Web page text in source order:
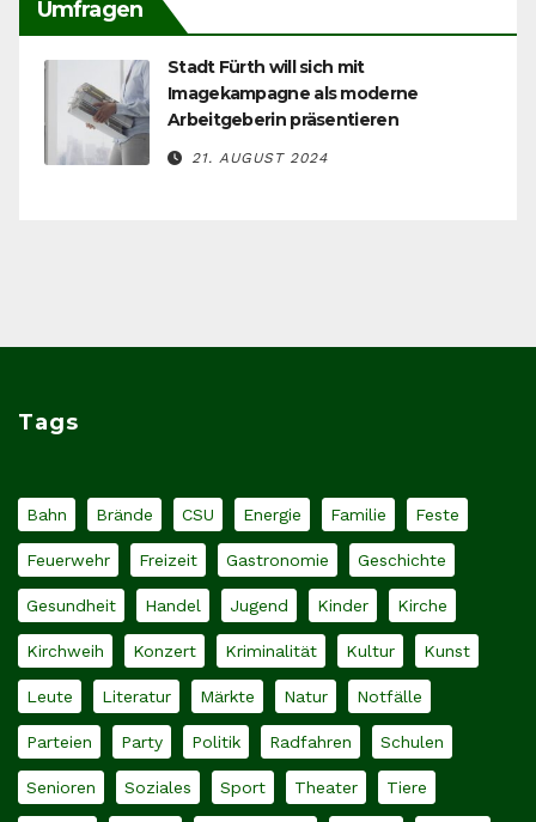
Umfragen
Stadt Fürth will sich mit
Imagekampagne als moderne
Arbeitgeberin präsentieren
21. AUGUST 2024
Tags
Bahn Brände CSU Energie Familie Feste
Feuerwehr Freizeit Gastronomie Geschichte
Gesundheit Handel Jugend Kinder Kirche
Kirchweih Konzert Kriminalität Kultur Kunst
Leute Literatur Märkte Natur Notfälle
Parteien Party Politik Radfahren Schulen
Senioren Soziales Sport Theater Tiere